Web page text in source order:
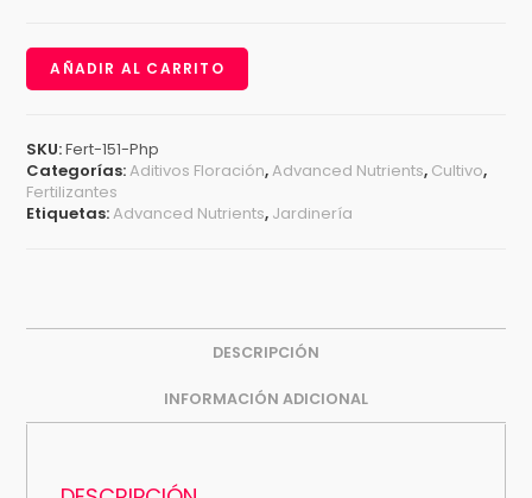
AÑADIR AL CARRITO
SKU:Fert-151-Php
Categorías:Aditivos Floración,Advanced Nutrients, Cultivo,
Fertilizantes
Etiquetas:Advanced Nutrients, Jardinería
DESCRIPCIÓN
INFORMACIÓN ADICIONAL